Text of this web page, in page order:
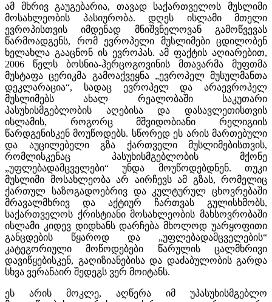
ამ მხრივ გაუგებარია, თავად საქართველოს მუსლიმი
მოსახლეობის პასიურობა. დღეს ისლამი მთელი
ევროპისთვის იმდენად მნიშვნელოვან გამოწვევას
წარმოადგენს, რომ ევროპელი მუსლიმები ცდილობენ
ხელახლა გააცნონ ის ევროპას. ამ ფაქტის აღიარებით,
2006 წელს ბოსნია-ჰერცოგოვინის მთავარმა მუფთმა
მუსტაფა ცერიკმა გამოაქვეყნა „ევროპელ მუსულმანთა
დეკლარაცია“, სადაც ევროპელ და არაევროპელ
მუსლიმებს ახალ რეალობაში საკუთარი
პასუხისმგებლობის აღებისა და დასავლეთისთვის
ისლამის, როგორც მშვიდობიანი რელიგიის
წარდგენისკენ მოუწოდებს. სწორედ ეს არის მართებული
და აუცილებელი გზა ქართველი მუსლიმებისთვის,
რომლისკენაც პასუხისმგებლობის მქონე
„უფლებადამცველები“ უნდა მოუწოდებდნენ. თუკი
მუსლიმი მოსახლეობა არ აირჩევს ამ გზას, რომელიც
ქართულ საზოგადოებრივ და კულტურულ ცხოვრებაში
მრავალმხრივ და აქტიურ ჩართვას გულისხმობს,
საქართველოს ქრისტიანი მოსახლეობის მახსოვრობაში
ისლამი კიდევ დიდხანს დარჩება მხოლოდ უარყოფითი
განცდების წყაროდ და „უფლებადამცველების“
კატეგორიული მოწოდებები წარულის ცალმხრივი
დავიწყებისკენ, გაღიზიანებისა და დაძაბულობის გარდა
სხვა ვერანაირ შედეგს ვერ მოიტანს.
ეს არის მოკლე, აღწერა იმ უპასუხისმგებლო